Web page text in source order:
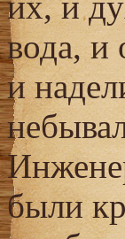
вода, и
и
были